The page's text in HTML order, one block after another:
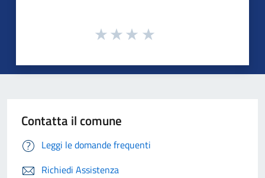
Contatta il comune
Leggi le domande frequenti
Richiedi Assistenza